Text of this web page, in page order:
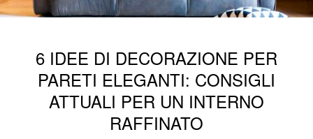
6 IDEE DI DECORAZIONE PER
PARETI ELEGANTI: CONSIGLI
ATTUALI PER UN INTERNO
RAFFINATO